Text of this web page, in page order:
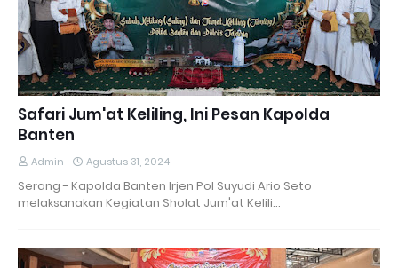
Safari Jum'at Keliling, Ini Pesan Kapolda
Banten
Admin Agustus 31, 2024
Serang - Kapolda Banten Irjen Pol Suyudi Ario Seto
melaksanakan Kegiatan Sholat Jum'at Kelili…